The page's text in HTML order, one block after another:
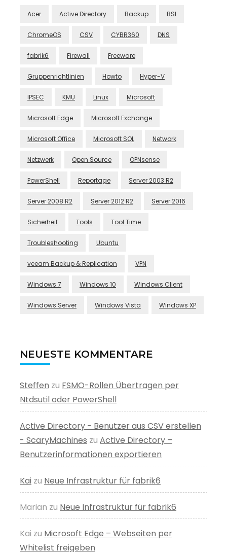
Acer Active Directory Backup BSI
ChromeOS CSV CYBR360 DNS
fabrik6 Firewall Freeware
Gruppenrichtlinien Howto Hyper-V
IPSEC KMU Linux Microsoft
Microsoft Edge Microsoft Exchange
Microsoft Office Microsoft SQL Network
Netzwerk Open Source OPNsense
PowerShell Reportage Server 2003 R2
Server 2008 R2 Server 2012 R2 Server 2016
Sicherheit Tools Tool Time
Troubleshooting Ubuntu
veeam Backup & Replication VPN
Windows 7 Windows 10 Windows Client
Windows Server Windows Vista Windows XP
NEUESTE KOMMENTARE
Steffen zu FSMO-Rollen Übertragen per
Ntdsutil oder PowerShell
Active Directory - Benutzer aus CSV erstellen
- ScaryMachines zu Active Directory –
Benutzerinformationen exportieren
Kai zu Neue Infrastruktur für fabrik6
Marian zu Neue Infrastruktur für fabrik6
Kai zu Microsoft Edge – Webseiten per
Whitelist freigeben